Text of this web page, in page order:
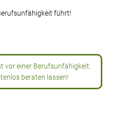
führt!
vor einer Berufsunfähigkeit:
beraten lassen!